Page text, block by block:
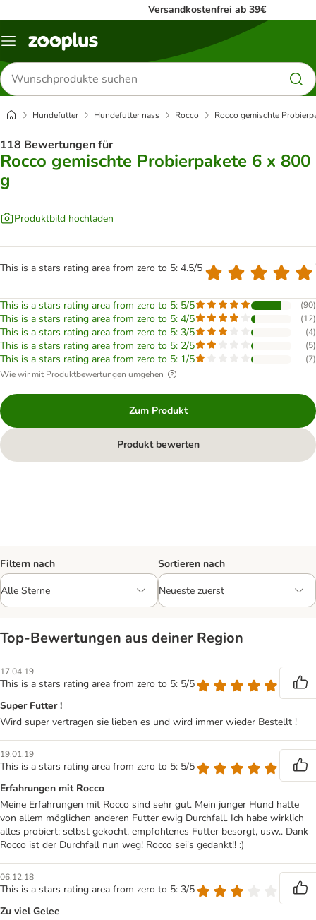
Versandkostenfrei ab 39€
Menü
Produkte
suchen
Hundefutter Hundefutter nass Rocco Rocco gemischte
118 Bewertungen für
Rocco gemischte Probierpakete 6 x 800
g
Produktbild hochladen
This is a stars rating area from zero to 5: 4.5/5
This is a stars rating area from zero to 5: 5/5 (90)
This is a stars rating area from zero to 5: 4/5 (12)
This is a stars rating area from zero to 5: 3/5 (4)
This is a stars rating area from zero to 5: 2/5 (5)
This is a stars rating area from zero to 5: 1/5 (7)
Wie wir mit Produktbewertungen umgehen
Zum Produkt
Produkt bewerten
Filtern nach Sortieren nach
Top‑Bewertungen aus deiner Region
17.04.19
This is a stars rating area from zero to 5: 5/5
Super Futter !
Wird super vertragen sie lieben es und wird immer wieder Bestellt !
19.01.19
This is a stars rating area from zero to 5: 5/5
Erfahrungen mit Rocco
Meine Erfahrungen mit Rocco sind sehr gut. Mein junger Hund hatte
von allem möglichen anderen Futter ewig Durchfall. Ich habe wirklich
alles probiert; selbst gekocht, empfohlenes Futter besorgt, usw.. Dank
Rocco ist der Durchfall nun weg! Rocco sei's gedankt!! :)
06.12.18
This is a stars rating area from zero to 5: 3/5
Zu viel Gelee